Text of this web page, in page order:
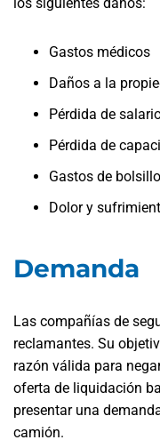
Gastos médicos
Daños a la
Pérdida de
Pérdida de
Gastos de bolsillo
Dolor y
Demanda
Las compañías de
reclamantes. Su
razón válida para
oferta de liquidación
presentar una
camión.